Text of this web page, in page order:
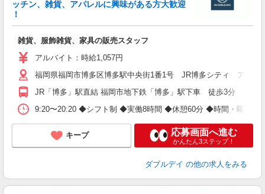
ッチン、雑貨、アパレルに興味がある方大歓迎
！
雑貨、服飾雑貨、家具の販売スタッフ
アルバイト：時給1,057円
福岡県福岡市博多区博多駅中央街1番1号 JR博多シティ アミュ
JR「博多」駅直結 福岡市地下鉄「博多」駅下車 徒歩3分
9:20〜20:20 ◆シフト制 ◆実働8時間 ◆休憩60分 ◆時間・曜日応
キープ 応募画面へ進む
かんたん3ステップ！
ダブルデイ の他の求人をみる